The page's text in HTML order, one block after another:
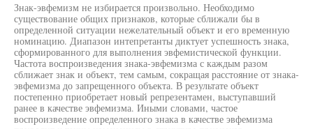
Знак-эвфемизм не избирается произвольно. Необходимо
существование общих признаков, которые сближали бы в
определенной ситуации нежелательный объект и его временную
номинацию. Диапазон интепретанты диктует успешность знака,
сформированного для выполнения эвфемистической функции.
Частота воспроизведения знака-эвфемизма с каждым разом
сближает знак и объект, тем самым, сокращая расстояние от знака-
эвфемизма до запрещенного объекта. В результате объект
постепенно приобретает новый репрезентамен, выступавший
ранее в качестве эвфемизма. Иными словами, частое
воспроизведение определенного знака в качестве эвфемизма